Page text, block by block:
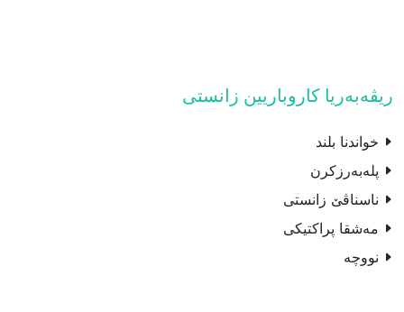
ریڤەبەریا کاروباریین زانستى
خواندنا بلند
پله‌بەرزکرن
ناسناڤێ زانستى
مەشقا پراکتیکى
نووچه‌